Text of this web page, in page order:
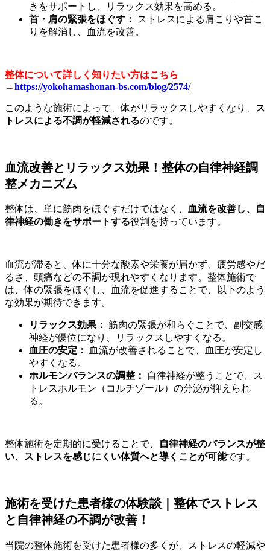
きをサポートし、リラックス効果を高める。
首・肩の緊張をほぐす：
ストレスによる肩こりや首こ
りを解消し、血流を改善。
整体について詳しく知りたい方はこちら
→https://yokohamashonan-bs.com/blog/2574/
このような施術によって、体がリラックスしやすくなり、
ス
トレスによる不調が軽減されるのです。
血流改善とリラックス効果！整体の自律神経調
整メカニズム
整体は、単に筋肉をほぐすだけではなく、
血流を改善し、自
律神経の働きをサポートする役割を持っています。
血流が滞ると、体に十分な酸素や栄養が届かず、疲労感やだ
るさ、頭痛などの不調が現れやすくなります。整体施術で
は、体の緊張をほぐし、血流を促進することで、以下のよう
な効果が期待できます。
リラックス効果： 筋肉の緊張が和らぐことで、副交感
神経が優位になり、リラックスしやすくなる。
血圧の安定：
血流が改善されることで、血圧が安定し
やすくなる。
ホルモンバランスの調整：
自律神経が整うことで、ス
トレスホルモン（コルチゾール）の分泌が抑えられ
る。
整体施術を定期的に受けることで、
自律神経のバランスが整
い、ストレスを感じにくい体質へと導くことが可能です。
施術を受けた患者様の体験談｜整体でストレス
と自律神経の不調が改善！
当院の整体施術を受けた患者様の多くが、ストレスの軽減や